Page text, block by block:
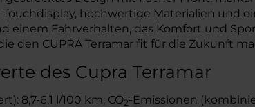
hochwertige Materialien
einem Fahrverhalten, das Komfort und
den CUPRA Terramar fit für die Zukunft
des Cupra Terramar
8,7-6,1 l/100 km; CO2-Emissionen